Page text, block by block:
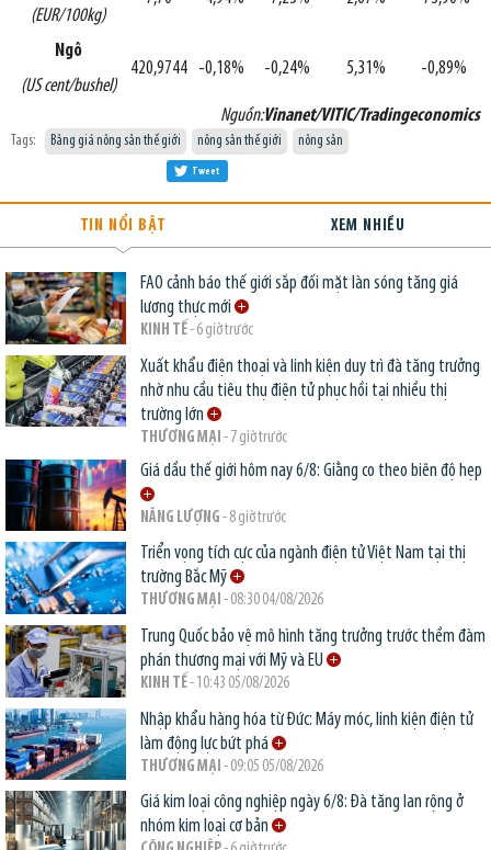
(EUR/100kg)
Ngô
(US cent/bushel)
420,9744 -0,18% -0,24% 5,31% -0,89%
Nguồn:Vinanet/VITIC/Tradingeconomics
Tags: Bảng giá nông sản thế giới nông sản thế giới nông sản
Tweet
TIN NỔI BẬT XEM NHIỀU
FAO cảnh báo thế giới sắp đối mặt làn sóng tăng giá
lương thực mới
KINH TẾ- 6 giờ trước
Xuất khẩu điện thoại và linh kiện duy trì đà tăng trưởng
nhờ nhu cầu tiêu thụ điện tử phục hồi tại nhiều thị
trường lớn
THƯƠNG MẠI - 7 giờ trước
Giá dầu thế giới hôm nay 6/8: Giằng co theo biên độ hẹp
NĂNG LƯỢNG - 8 giờ trước
Triển vọng tích cực của ngành điện tử Việt Nam tại thị
trường Bắc Mỹ
THƯƠNG MẠI - 08:30 04/08/2026
Trung Quốc bảo vệ mô hình tăng trưởng trước thềm đàm
phán thương mại với Mỹ và EU
KINH TẾ- 10:43 05/08/2026
Nhập khẩu hàng hóa từ Đức: Máy móc, linh kiện điện tử
làm động lực bứt phá
THƯƠNG MẠI - 09:05 05/08/2026
Giá kim loại công nghiệp ngày 6/8: Đà tăng lan rộng ở
nhóm kim loại cơ bản